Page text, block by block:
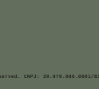
CNPJ: 39.979.086.0001/81